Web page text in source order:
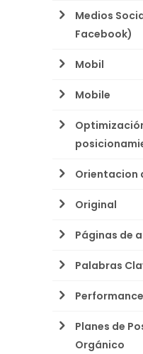
Medios
Facebook)
Mobil
Mobile
Orientacion
Original
Páginas de
Palabras
Performance
Planes de
Orgánico